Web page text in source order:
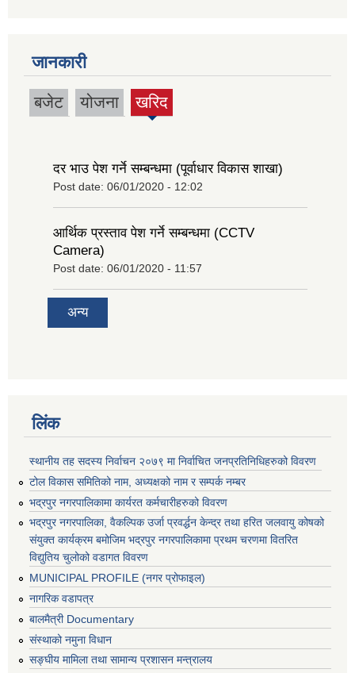
जानकारी
बजेट योजना खरिद
(active
दर भाउ पेश गर्ने सम्बन्धमा (पूर्वाधार विकास शाखा)
Post date: 06/01/2020 - 12:02
आर्थिक प्रस्ताव पेश गर्ने सम्बन्धमा (CCTV
Camera)
Post date: 06/01/2020 - 11:57
अन्य
लिंक
स्थानीय तह सदस्य निर्वाचन २०७९ मा निर्वाचित जनप्रतिनिधिहरुको विवरण
टोल विकास समितिको नाम, अध्यक्षको नाम र सम्पर्क नम्बर
भद्रपुर नगरपालिकामा कार्यरत कर्मचारीहरुको विवरण
भद्रपुर नगरपालिका, वैकल्पिक उर्जा प्रवर्द्धन केन्द्र तथा हरित जलवायु कोषको
संयुक्त कार्यक्रम बमोजिम भद्रपुर नगरपालिकामा प्रथम चरणमा वितरित
विद्युतिय चुलोको वडागत विवरण
MUNICIPAL PROFILE (नगर प्रोफाइल)
नागरिक वडापत्र
बालमैत्री Documentary
संस्थाको नमुना विधान
सङ्घीय मामिला तथा सामान्य प्रशासन मन्त्रालय